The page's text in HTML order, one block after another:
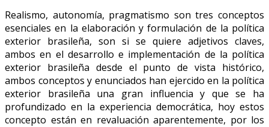
Realismo, autonomía, pragmatismo son tres conceptos
esenciales en la elaboración y formulación de la política
exterior brasileña, son si se quiere adjetivos claves,
ambos en el desarrollo e implementación de la política
exterior brasileña desde el punto de vista histórico,
ambos conceptos y enunciados han ejercido en la política
exterior brasileña una gran influencia y que se ha
profundizado en la experiencia democrática, hoy estos
concepto están en revaluación aparentemente, por los